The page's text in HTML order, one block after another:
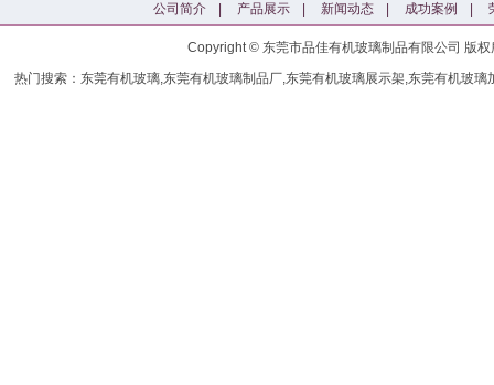
公司简介 产品展示 新闻动态 成功案例
Copyright © 东莞市品佳有机玻璃制品有限公司 版
热门搜索：东莞有机玻璃,东莞有机玻璃制品厂,东莞有机玻璃展示架,东莞有机玻